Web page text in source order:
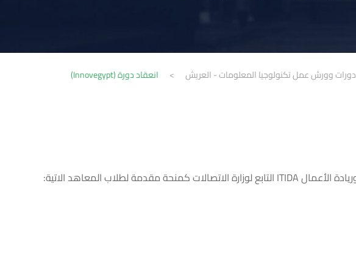
دورات وورش عمل تكنولوجيا المعلومات - العريش > انعقاد دورة (Innovegypt)